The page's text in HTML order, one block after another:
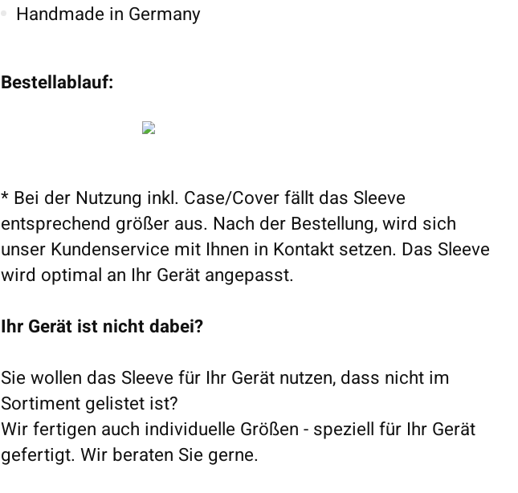
Handmade in Germany
Bestellablauf:
* Bei der Nutzung inkl. Case/Cover fällt das Sleeve
entsprechend größer aus. Nach der Bestellung, wird sich
unser Kundenservice mit Ihnen in Kontakt setzen. Das Sleeve
wird optimal an Ihr Gerät angepasst.
Ihr Gerät ist nicht dabei?
Sie wollen das Sleeve für Ihr Gerät nutzen, dass nicht im
Sortiment gelistet ist?
Wir fertigen auch individuelle Größen - speziell für Ihr Gerät
gefertigt. Wir beraten Sie gerne.